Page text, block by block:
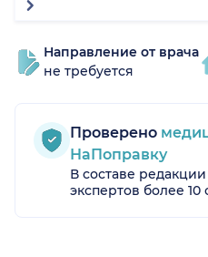
Направление от врача
не требуется
Проверено
НаПоправку
В составе
экспертов более 10